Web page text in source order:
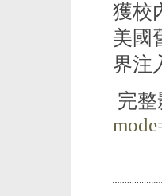
獲校
美國
界注
完整